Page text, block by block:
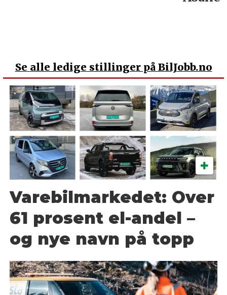
Se alle ledige stillinger på BilJobb.no
Varebilmarkedet: Over
61 prosent el-andel –
og nye navn på topp